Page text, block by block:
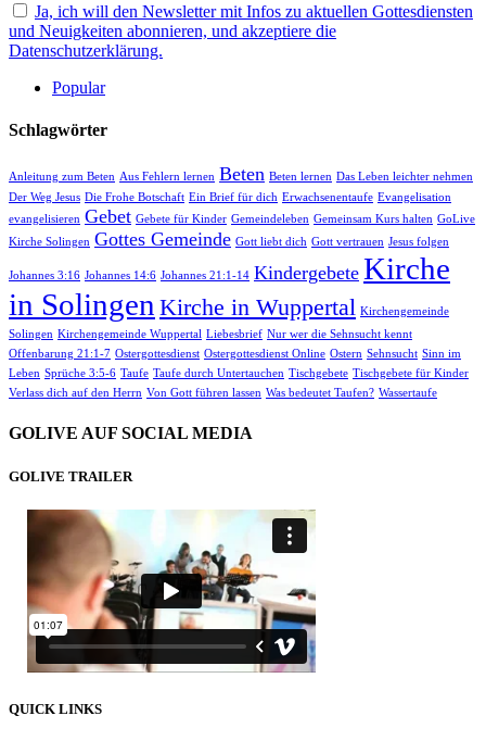
Ja, ich will den Newsletter mit Infos zu aktuellen Gottesdiensten
und Neuigkeiten abonnieren, und akzeptiere die
Datenschutzerklärung.
Popular
Schlagwörter
Anleitung zum Beten Aus Fehlern lernen Beten Beten lernen Das Leben leichter nehmen
Der Weg Jesus Die Frohe Botschaft Ein Brief für dich Erwachsenentaufe Evangelisation
evangelisieren Gebet Gebete für Kinder Gemeindeleben Gemeinsam Kurs halten GoLive
Kirche Solingen Gottes Gemeinde Gott liebt dich Gott vertrauen Jesus folgen
Johannes 3:16 Johannes 14:6 Johannes 21:1-14 Kindergebete Kirche
in Solingen Kirche in Wuppertal Kirchengemeinde
Solingen Kirchengemeinde Wuppertal Liebesbrief Nur wer die Sehnsucht kennt
Offenbarung 21:1-7 Ostergottesdienst Ostergottesdienst Online Ostern Sehnsucht Sinn im
Leben Sprüche 3:5-6 Taufe Taufe durch Untertauchen Tischgebete Tischgebete für Kinder
Verlass dich auf den Herrn Von Gott führen lassen Was bedeutet Taufen? Wassertaufe
GOLIVE AUF SOCIAL MEDIA
GOLIVE TRAILER
QUICK LINKS